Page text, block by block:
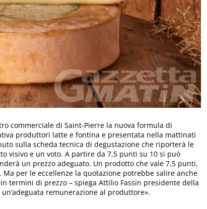
commerciale di Saint-Pierre la nuova formula di
produttori latte e fontina e presentata nella mattinati
sulla scheda tecnica di degustazione che riporterà le
visivo e un voto. A partire da 7,5 punti su 10 si può
un prezzo adeguato. Un prodotto che vale 7,5 punti,
per le eccellenze la quotazione potrebbe salire anche
termini di prezzo – spiega Attilio Fassin presidente della
remunerazione al produttore».